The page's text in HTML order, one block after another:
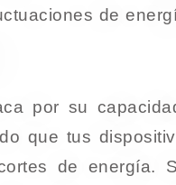
de
por su
que tus
de energía.